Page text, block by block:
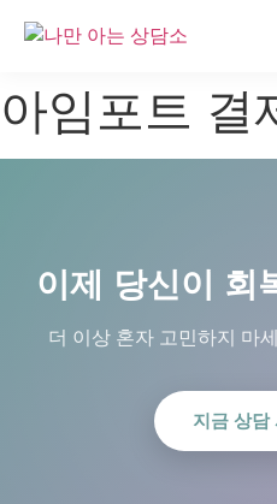
텐아임포트 결
이제 당신이 회
더 이상 혼자 고민하지 마
지금 상담